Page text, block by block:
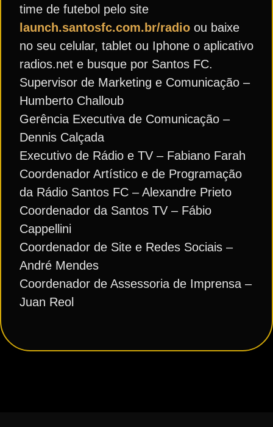
time de futebol pelo site
launch.santosfc.com.br/radio ou baixe
no seu celular, tablet ou Iphone o aplicativo
radios.net e busque por Santos FC.
Supervisor de Marketing e Comunicação –
Humberto Challoub
Gerência Executiva de Comunicação –
Dennis Calçada
Executivo de Rádio e TV – Fabiano Farah
Coordenador Artístico e de Programação
da Rádio Santos FC – Alexandre Prieto
Coordenador da Santos TV – Fábio
Cappellini
Coordenador de Site e Redes Sociais –
André Mendes
Coordenador de Assessoria de Imprensa –
Juan Reol